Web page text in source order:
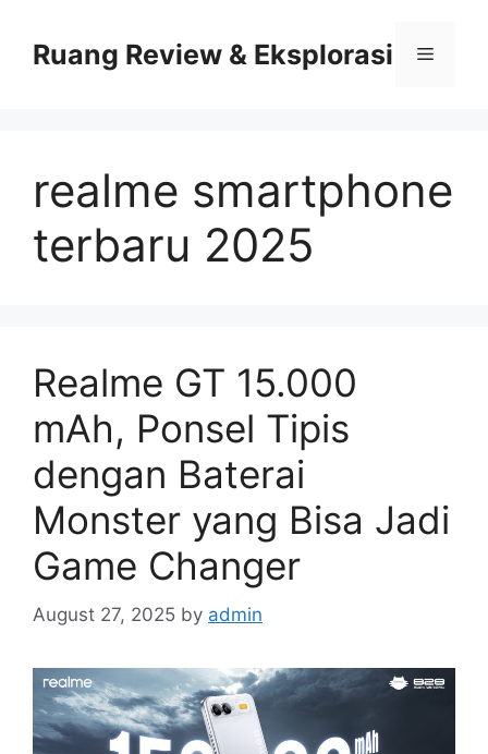
contentRuang Review & Eksplorasi Menu
realme smartphone
terbaru 2025
Realme GT 15.000
mAh, Ponsel Tipis
dengan Baterai
Monster yang Bisa Jadi
Game Changer
August 27, 2025 by admin